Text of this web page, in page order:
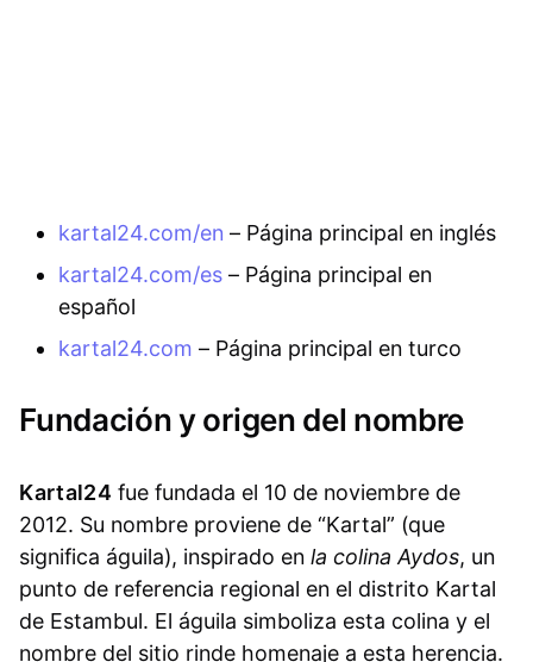
kartal24.com/en – Página principal en inglés
kartal24.com/es– Página principal en
español
kartal24.com – Página principal en turco
Fundación y origen del nombre
Kartal24 fue fundada el 10 de noviembre de
2012. Su nombre proviene de “Kartal” (que
significa águila), inspirado enla colina Aydos, un
punto de referencia regional en el distrito Kartal
de Estambul. El águila simboliza esta colina y el
nombre del sitio rinde homenaje a esta herencia.